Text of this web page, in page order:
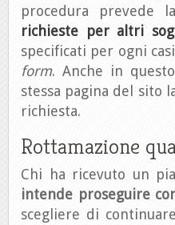
procedura prevede
richieste per altri
specificati per ogni
form. Anche in
stessa pagina del sito
richiesta.
Rottamazione
Chi ha ricevuto un
intende proseguire
scegliere di